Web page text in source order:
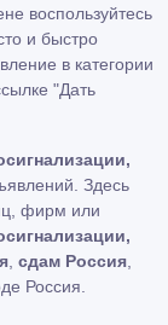
воспользуйтесь
и быстро
в категории
"Дать
Здесь
фирм или
сдам Россия
Россия.